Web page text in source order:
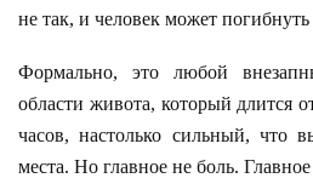
не так, и человек может
Формально, это любой
области живота, который длится
часов, настолько сильный, что
места. Но главное не боль.